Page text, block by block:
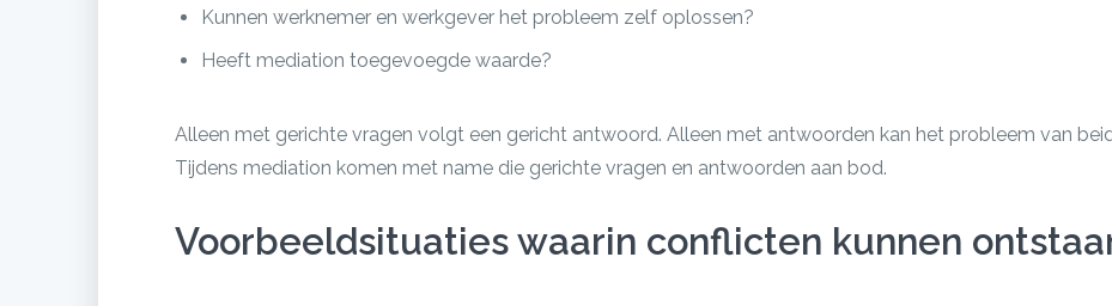
Kunnen werknemer en werkgever het probleem zelf oplossen?
Heeft mediation toegevoegde waarde?
Alleen met gerichte vragen volgt een gericht antwoord. Alleen met antwoorden kan het probleem van
Tijdens mediation komen met name die gerichte vragen en antwoorden aan bod.
Voorbeeldsituaties waarin conflicten kunnen